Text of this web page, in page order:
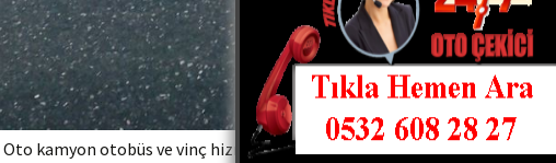
kamyon otobüs ve vinç hizmetlerimiz vardır detaylı ve uygun fiyat